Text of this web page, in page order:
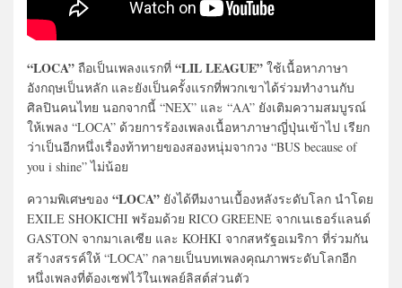
“LOCA” ถือเป็นเพลงแรกที่ “LIL LEAGUE” ใช้เนื้อหาภาษา
อังกฤษเป็นหลัก และยังเป็นครั้งแรกที่พวกเขาได้ร่วมทำงานกับ
ศิลปินคนไทย นอกจากนี้ “NEX” และ “AA” ยังเติมความสมบูรณ์
ให้เพลง “LOCA” ด้วยการร้องเพลงเนื้อหาภาษาญี่ปุ่นเข้าไป เรียก
ว่าเป็นอีกหนึ่งเรื่องท้าทายของสองหนุ่มจากวง “BUS because of
you i shine” ไม่น้อย
ความพิเศษของ “LOCA” ยังได้ทีมงานเบื้องหลังระดับโลก นำโดย
EXILE SHOKICHI พร้อมด้วย RICO GREENE จากเนเธอร์แลนด์
GASTON จากมาเลเซีย และ KOHKI จากสหรัฐอเมริกา ที่ร่วมกัน
สร้างสรรค์ให้ “LOCA” กลายเป็นบทเพลงคุณภาพระดับโลกอีก
หนึ่งเพลงที่ต้องเซฟไว้ในเพลย์ลิสต์ส่วนตัว